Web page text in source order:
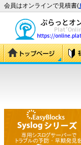
会員はオンラインで見積書(